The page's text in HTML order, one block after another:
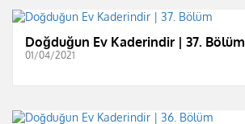
Doğduğun Ev Kaderindir | 37. Bölüm
01/04/2021